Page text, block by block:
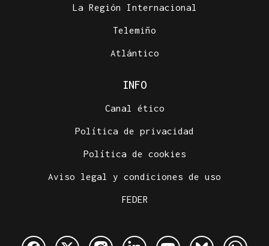
La Región Internacional
Telemiño
Atlántico
INFO
Canal ético
Política de privacidad
Política de cookies
Aviso legal y condiciones de uso
FEDER